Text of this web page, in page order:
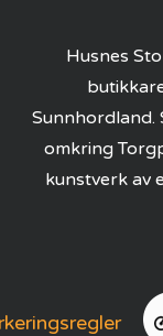
Husnes
Sunnhordland.
omkring
kunstverk av